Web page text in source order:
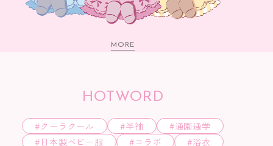
MORE
HOTWORD
クーラクール 半袖
通園通学
日本製ベビー服
コラボ
浴衣